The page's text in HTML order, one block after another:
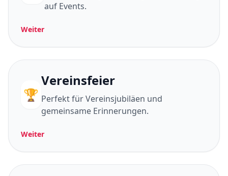
auf Events.
Weiter
🏆
Vereinsfeier
Perfekt für Vereinsjubiläen und
gemeinsame Erinnerungen.
Weiter